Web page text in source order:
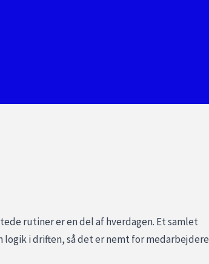
rutiner er en del af hverdagen. Et samlet
i driften, så det er nemt for medarbejdere